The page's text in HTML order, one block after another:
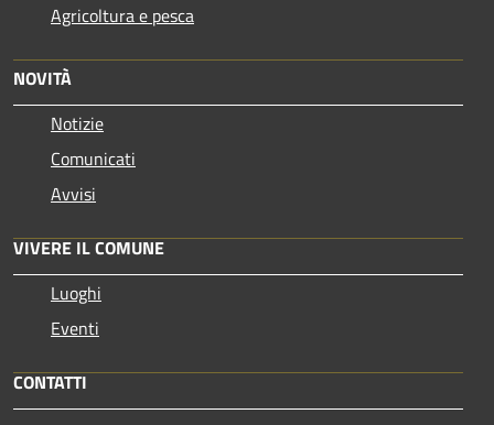
Agricoltura e pesca
NOVITÀ
Notizie
Comunicati
Avvisi
VIVERE IL COMUNE
Luoghi
Eventi
CONTATTI